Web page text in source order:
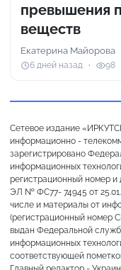
превышения
веществ
Екатерина Майорова
6 дней назад 98
Сетевое издание
информационно -
зарегистрировано
информационных
регистрационный номер и
ЭЛ № ФС77- 74945 от
числе и материалы от
(регистрационный номер
выдан Федеральной
информационных
соответствующей